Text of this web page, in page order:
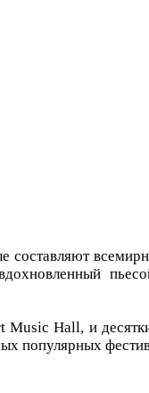
Hall, и
популярных